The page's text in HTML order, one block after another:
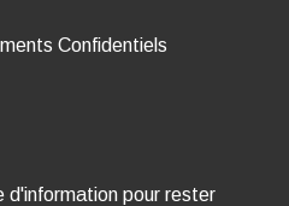
Confidentiels
d'information pour rester